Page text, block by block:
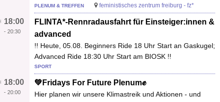
PLENUM & TREFFEN feministisches zentrum freiburg - fz*
FLINTA*-Rennradausfahrt für Einsteiger:innen &
advanced
!! Heute, 05.08. Beginners Ride 18 Uhr Start an Gaskugel;
Advanced Ride 18:30 Uhr Start am BIOSK !!
18:00
- 20:30
SPORT
💚Fridays For Future Plenum✊
Hier planen wir unsere Klimastreik und Aktionen - und
18:00
- 20:00